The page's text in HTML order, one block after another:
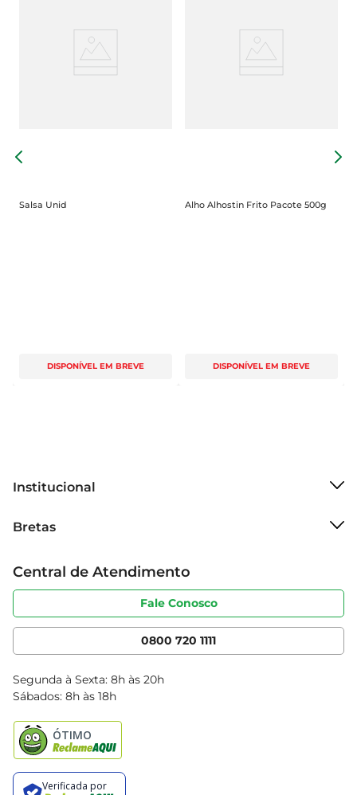
Salsa Unid
DISPONÍVEL EM BREVE
Alho Alhostin Frito Pacote 500g
DISPONÍVEL EM BREVE
Institucional
Grupo Cencosud
Sobre privacidade
Portal do fornecedor
Cencosud Media
Bretas
Produtos Bretas
Código de ética
Serviços
Clube Bretas
Blog Bretas
Black Friday
Central de Atendimento
Fale Conosco
0800 720 1111
Segunda à Sexta: 8h às 20h
Sábados: 8h às 18h